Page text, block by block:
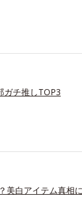
ガチ推しTOP3
美白アイテム真相